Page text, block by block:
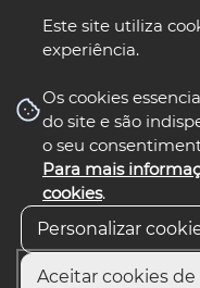
Este site utiliza
experiência.
Os cookies
do site e são
o seu
Para mais
cookies.
Personalizar
Aceitar cookies
nos